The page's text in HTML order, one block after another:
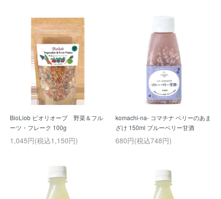
BioLiob ビオリオーブ 野菜＆フル
ーツ・フレーク 100g
1,045円(税込1,150円)
komachi-na- コマチナ ベリーのあま
ざけ 150ml ブルーベリー甘酒
680円(税込748円)